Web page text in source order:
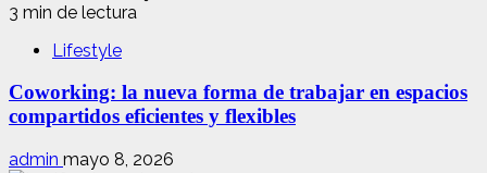
3 min de lectura
Lifestyle
Coworking: la nueva forma de trabajar en espacios
compartidos eficientes y flexibles
admin mayo 8, 2026